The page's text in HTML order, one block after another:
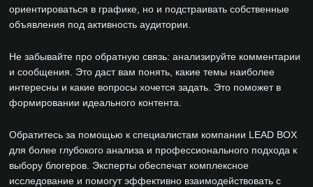
ориентироваться в графике, но и подстраивать собственные
объявления под активность аудитории.
Не забывайте про обратную связь: анализируйте комментарии
и сообщения. Это даст вам понять, какие темы наиболее
интересны и какие вопросы хочется задать. Это поможет в
формировании идеального контента.
Обратитесь за помощью к специалистам компании LEAD BOX
для более глубокого анализа и профессионального подхода к
выбору блогеров. Эксперты обеспечат комплексное
исследование и помогут эффективно взаимодействовать с